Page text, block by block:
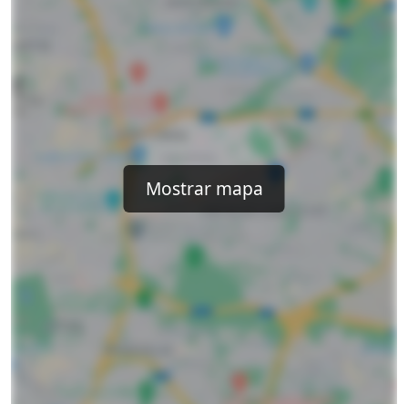
Mostrar mapa